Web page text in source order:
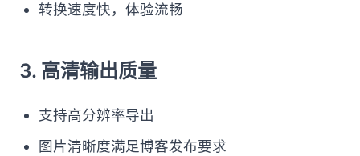
转换速度快，体验流畅
3. 高清输出质量
支持高分辨率导出
图片清晰度满足博客发布要求